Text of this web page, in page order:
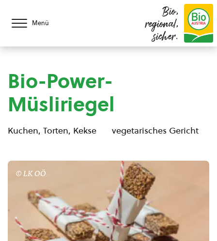
Menü
Bio,
regional,
sicher.
Bio-Power-
Müsliriegel
Kuchen, Torten, Kekse vegetarisches Gericht
© LK OÖ